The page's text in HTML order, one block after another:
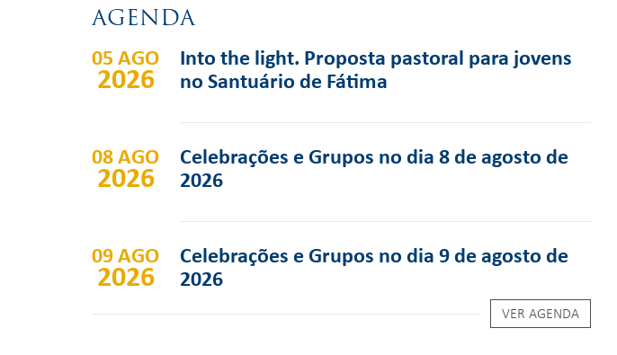
AGENDA
05 AGO
2026
Into the light. Proposta pastoral para jovens
no Santuário de Fátima
08 AGO
2026
Celebrações e Grupos no dia 8 de agosto de
2026
09 AGO
2026
Celebrações e Grupos no dia 9 de agosto de
2026
VER AGENDA